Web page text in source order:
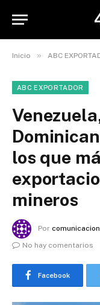
Inicio » ABC
ABC EXPORTADOR
los que
mineros
Por
No hay comentarios
Facebook